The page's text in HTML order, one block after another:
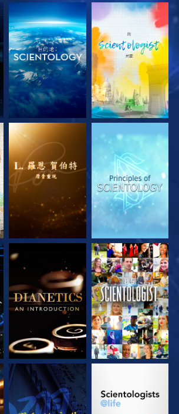
探索系列節目 探索系列節目
探索系列節目 觀看
觀看 探索系列節目